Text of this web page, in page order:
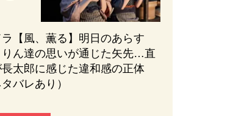
【風、薫る】明日のあらす
りん達の思いが通じた矢先…直
太郎に感じた違和感の正体
タバレあり）